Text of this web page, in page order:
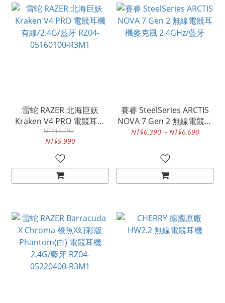
雷蛇 RAZER 北海巨妖
Kraken V4 PRO 電競耳機
有線/2.4G/藍牙 RZ04-
05160100-R3M1
NT$13,590
NT$9,990
賽睿 SteelSeries ARCTIS
NOVA 7 Gen 2 無線電競耳
機麥克風 2.4GHz/藍牙
NT$6,390 ~ NT$6,690